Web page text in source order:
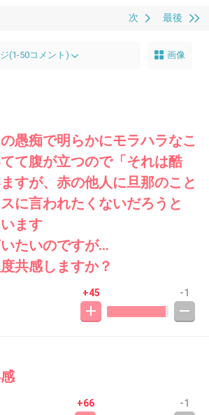
最後
次
(1-50コメント) 画像
愚痴で明らかにモラハラなこ
て腹が立つので「それは酷
すが、赤の他人に旦那のこと
に言われたくないだろうと
ます
たいのですが…
共感しますか？
+45 -1
+66 -1